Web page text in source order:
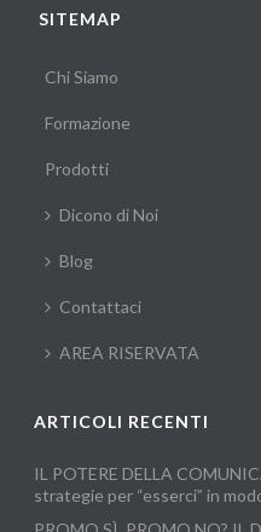
SITEMAP
Chi Siamo
Formazione
Prodotti
Dicono di Noi
Blog
Contattaci
AREA RISERVATA
ARTICOLI RECENTI
IL POTERE DELLA
strategie per “esserci” in